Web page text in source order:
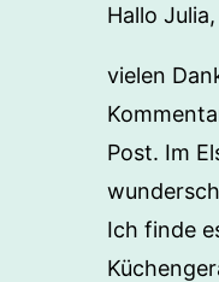
Hallo Julia,
vielen
Post. Im
Ich finde